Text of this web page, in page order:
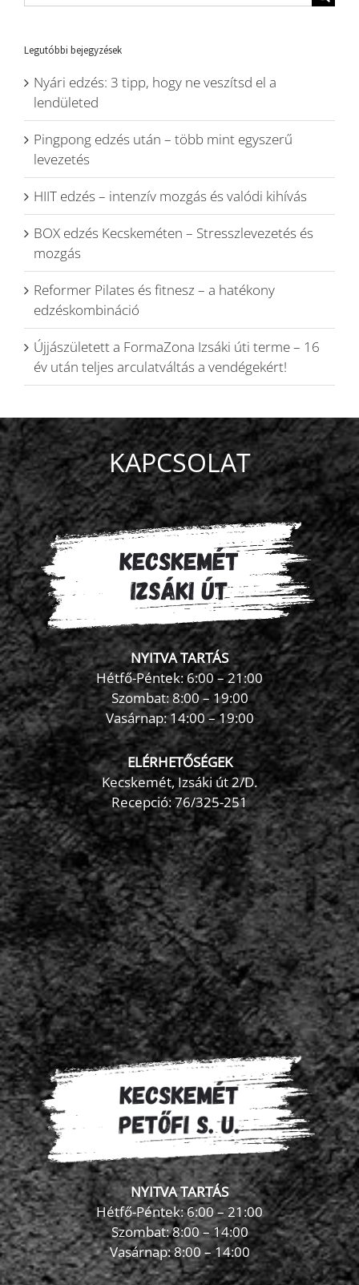
for:
Legutóbbi bejegyzések
Nyári edzés: 3 tipp, hogy ne veszítsd el a
lendületed
Pingpong edzés után – több mint egyszerű
levezetés
HIIT edzés – intenzív mozgás és valódi kihívás
BOX edzés Kecskeméten – Stresszlevezetés és
mozgás
Reformer Pilates és fitnesz – a hatékony
edzéskombináció
Újjászületett a FormaZona Izsáki úti terme – 16
év után teljes arculatváltás a vendégekért!
KAPCSOLAT
NYITVA TARTÁS
Hétfő-Péntek: 6:00 – 21:00
Szombat: 8:00 – 19:00
Vasárnap: 14:00 – 19:00
ELÉRHETŐSÉGEK
Kecskemét, Izsáki út 2/D.
Recepció:76/325-251
NYITVA TARTÁS
Hétfő-Péntek: 6:00 – 21:00
Szombat: 8:00 – 14:00
Vasárnap: 8:00 – 14:00